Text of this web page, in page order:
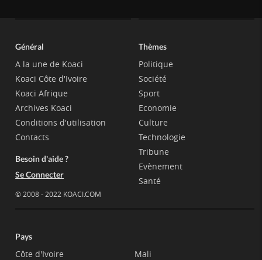
Général
A la une de Koaci
Koaci Côte d'Ivoire
Koaci Afrique
Archives Koaci
Conditions d'utilisation
Contacts
Besoin d'aide ?
Se Connecter
© 2008 - 2022 KOACI.COM
Thèmes
Politique
Société
Sport
Economie
Culture
Technologie
Tribune
Evènement
Santé
Pays
Côte d'Ivoire
Mali